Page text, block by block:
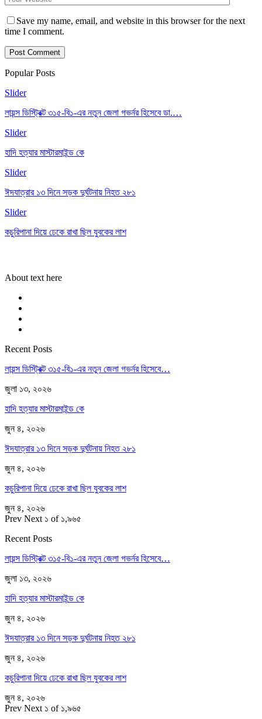
Save my name, email, and website in this browser for the next
time I comment.
Popular Posts
Slider
লায়ন্স ডিস্ট্রিক্ট ৩১৫-বি১-এর নতুন জেলা গভর্নর হিসেবে ডা.…
Slider
হাদি হত্যার মাস্টারমাইন্ড কে
Slider
ঈদযাত্রার ১৩ দিনে সড়ক দুর্ঘটনায় নিহত ২৮১
Slider
কচুরিপানা দিয়ে ঢেকে রাখা ছিল যুবকের লাশ
About text here
Recent Posts
লায়ন্স ডিস্ট্রিক্ট ৩১৫-বি১-এর নতুন জেলা গভর্নর হিসেবে…
জুলা ১৩, ২০২৬
হাদি হত্যার মাস্টারমাইন্ড কে
জুন ৪, ২০২৬
ঈদযাত্রার ১৩ দিনে সড়ক দুর্ঘটনায় নিহত ২৮১
জুন ৪, ২০২৬
কচুরিপানা দিয়ে ঢেকে রাখা ছিল যুবকের লাশ
জুন ৪, ২০২৬
Prev Next ১ of ১,৯৬৫
Recent Posts
লায়ন্স ডিস্ট্রিক্ট ৩১৫-বি১-এর নতুন জেলা গভর্নর হিসেবে…
জুলা ১৩, ২০২৬
হাদি হত্যার মাস্টারমাইন্ড কে
জুন ৪, ২০২৬
ঈদযাত্রার ১৩ দিনে সড়ক দুর্ঘটনায় নিহত ২৮১
জুন ৪, ২০২৬
কচুরিপানা দিয়ে ঢেকে রাখা ছিল যুবকের লাশ
জুন ৪, ২০২৬
Prev Next ১ of ১,৯৬৫